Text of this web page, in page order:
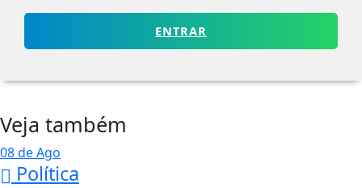
ENTRAR
Veja também
08 de Ago
Política